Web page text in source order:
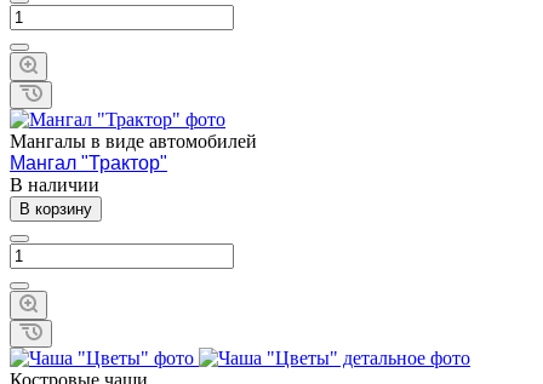
Мангалы в виде автомобилей
Мангал "Трактор"
В наличии
В корзину
Костровые чаши